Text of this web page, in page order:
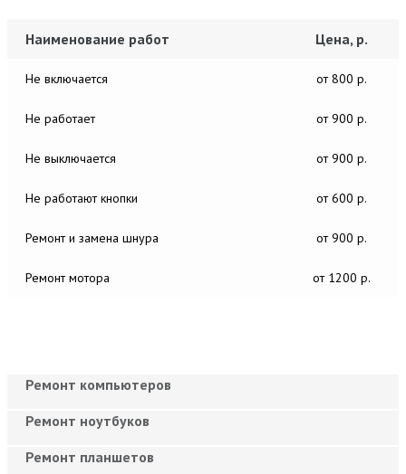
Наименование работ Цена, р.
Не включается от 800 р.
Не работает от 900 р.
Не выключается от 900 р.
Не работают кнопки от 600 р.
Ремонт и замена шнура от 900 р.
Ремонт мотора от 1200 р.
Ремонт компьютеров
Ремонт ноутбуков
Ремонт планшетов